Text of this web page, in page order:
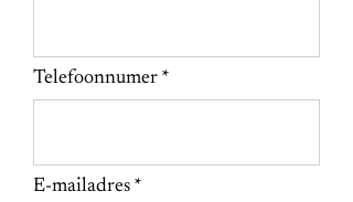
Telefoonnumer
E-mailadres